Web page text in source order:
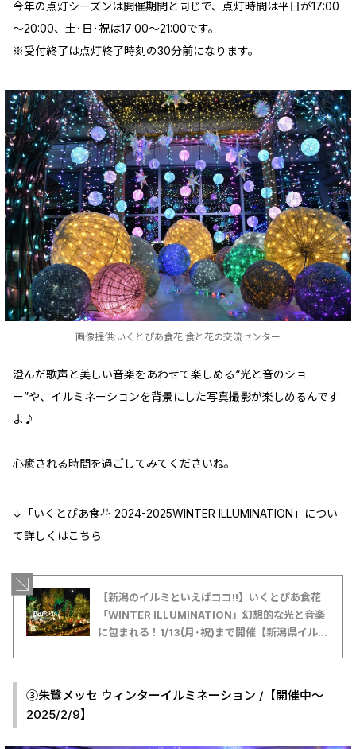
今年の点灯シーズンは開催期間と同じで、点灯時間は平日が17:00
～20:00、土･日･祝は17:00～21:00です。
※受付終了は点灯終了時刻の30分前になります。
画像提供:いくとぴあ食花 食と花の交流センター
澄んだ歌声と美しい音楽をあわせて楽しめる“光と音のショ
ー”や、イルミネーションを背景にした写真撮影が楽しめるんです
よ♪
心癒される時間を過ごしてみてくださいね。
↓「いくとぴあ食花 2024-2025WINTER ILLUMINATION」につい
て詳しくはこちら
【新潟のイルミといえばココ!!】いくとぴあ食花
「WINTER ILLUMINATION」幻想的な光と音楽
に包まれる！1/13(月･祝)まで開催【新潟県イルミ
③朱鷺メッセ ウィンターイルミネーション /【開催中～
2025/2/9】